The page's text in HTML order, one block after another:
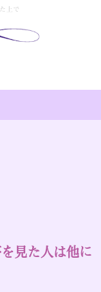
上で
見た人は他に